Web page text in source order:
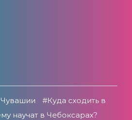
#Куда сходить в
научат в Чебоксарах?